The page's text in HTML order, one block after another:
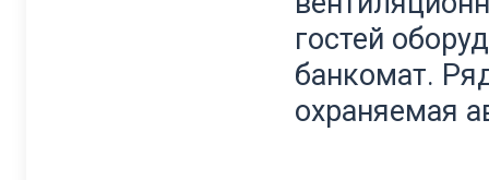
гостей
банкомат.
охраняемая